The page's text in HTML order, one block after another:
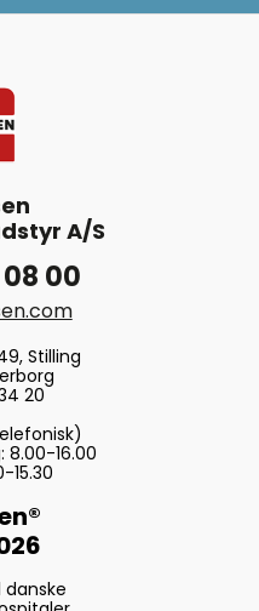
A/S
08 00
Stilling
20
16.00
15.30
danske